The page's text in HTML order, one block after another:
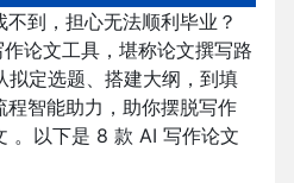
到，担心无法顺利毕业？
论文工具，堪称论文撰写路
拟定选题、搭建大纲，到填
程智能助力，助你摆脱写作
。以下是 8 款 AI 写作论文